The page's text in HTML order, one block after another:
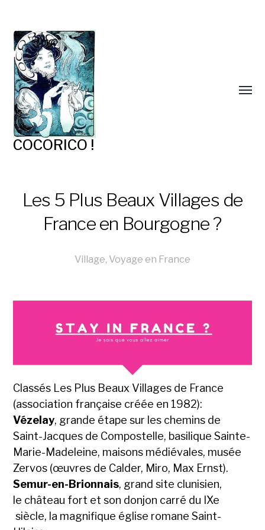
COCORICO !
Les 5 Plus Beaux Villages de
France en Bourgogne ?
Village, Voyage en France
Classés Les Plus Beaux Villages de France
(association française créée en 1982):
Vézelay, grande étape sur les chemins de
Saint-Jacques de Compostelle, basilique Sainte-
Marie-Madeleine, maisons médiévales, musée
Zervos (œuvres de Calder, Miro, Max Ernst).
Semur-en-Brionnais, grand site clunisien,
le château fort et son donjon carré du IXe
siècle, la magnifique église romane Saint-